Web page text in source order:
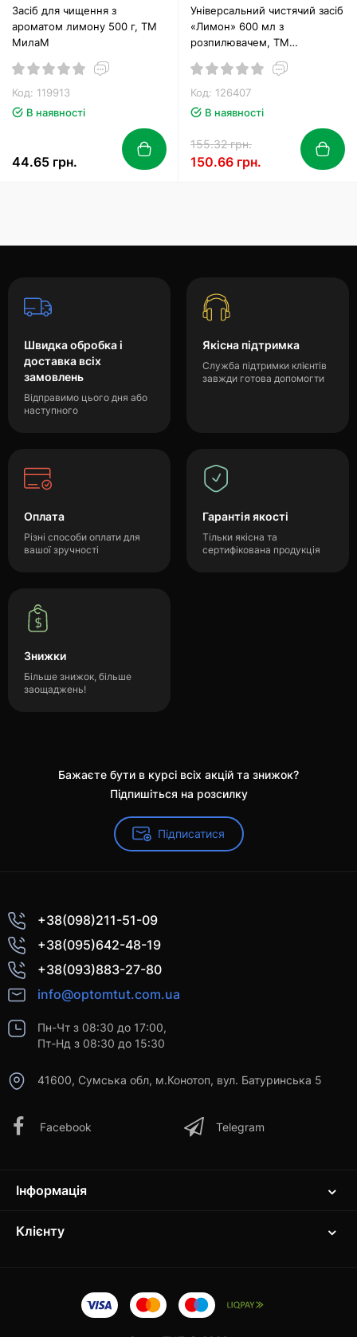
Засіб для чищення з
ароматом лимону 500 г, ТМ
МилаМ
Код: 119913
В наявності
44.65 грн.
Універсальний чистячий засіб
«Лимон» 600 мл з
розпилювачем, ТМ
Код: 126407
В наявності
155.32 грн.
150.66 грн.
Швидка обробка і
доставка всіх
замовлень
Відправимо цього дня або
наступного
Якісна підтримка
Служба підтримки клієнтів
завжди готова допомогти
Оплата
Різні способи оплати для
вашої зручності
Гарантія якості
Тільки якісна та
сертифікована продукція
Знижки
Більше знижок, більше
заощаджень!
Бажаєте бути в курсі всіх акцій та знижок?
Підпишіться на розсилку
Підписатися
+38(098)211-51-09
+38(095)642-48-19
+38(093)883-27-80
info@optomtut.com.ua
Пн-Чт з 08:30 до 17:00,
Пт-Нд з 08:30 до 15:30
41600, Сумська обл, м.Конотоп, вул. Батуринська 5
Facebook Telegram
Інформація
Клієнту